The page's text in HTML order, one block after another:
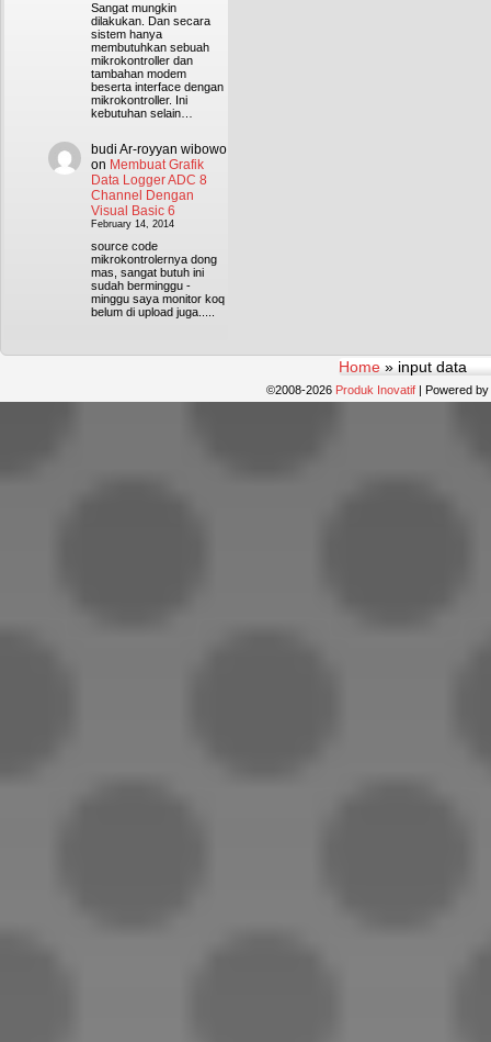
Sangat mungkin
dilakukan. Dan secara
sistem hanya
membutuhkan sebuah
mikrokontroller dan
tambahan modem
beserta interface dengan
mikrokontroller. Ini
kebutuhan selain…
budi Ar-royyan wibowo
on Membuat Grafik
Data Logger ADC 8
Channel Dengan
Visual Basic 6
February 14, 2014
source code
mikrokontrolernya dong
mas, sangat butuh ini
sudah berminggu -
minggu saya monitor koq
belum di upload juga.....
Home » input data
©2008-2026 Produk Inovatif | Powered by